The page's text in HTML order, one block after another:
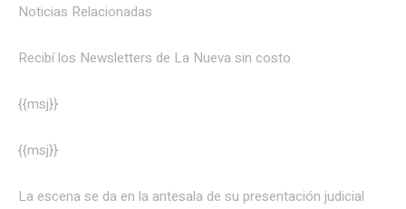
Noticias Relacionadas
Recibí los Newsletters de La Nueva sin costo
{{msj}}
{{msj}}
La escena se da en la antesala de su presentación judicial